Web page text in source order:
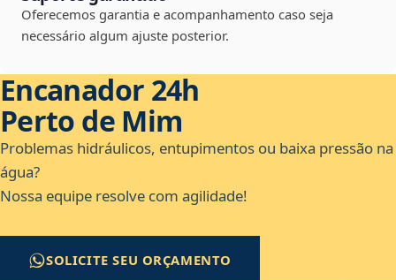
Oferecemos garantia e acompanhamento caso seja
necessário algum ajuste posterior.
Encanador 24h
Perto de Mim
Problemas hidráulicos, entupimentos ou baixa pressão na
água?
Nossa equipe resolve com agilidade!
SOLICITE SEU ORÇAMENTO